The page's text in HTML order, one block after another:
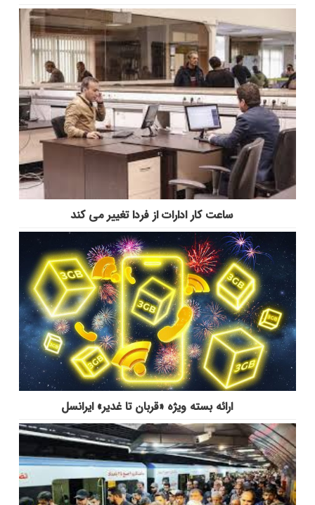
ساعت کار ادارات از فردا تغییر می کند
ارائه بسته ویژه «قربان تا غدیر» ایرانسل